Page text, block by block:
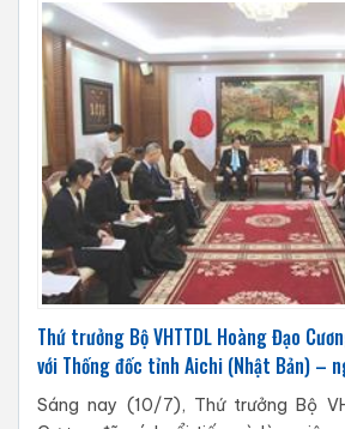
Thứ trưởng Bộ VHTTDL Hoàng Đạo
với Thống đốc tỉnh Aichi (Nhật Bản) –
Sáng nay (10/7), Thứ trưởng Bộ